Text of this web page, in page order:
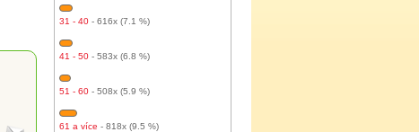
31 - 40 - 616x (7.1 %)
41 - 50 - 583x (6.8 %)
51 - 60 - 508x (5.9 %)
61 a více - 818x (9.5 %)